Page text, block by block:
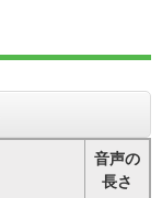
音声の
長さ